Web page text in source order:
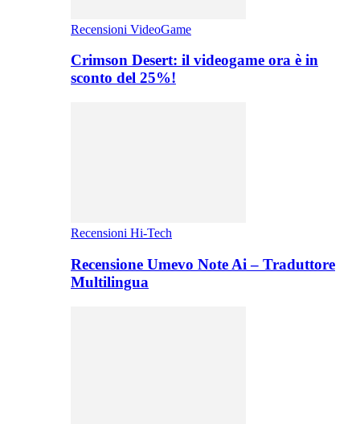
Recensioni VideoGame
Crimson Desert: il videogame ora è in
sconto del 25%!
Recensioni Hi-Tech
Recensione Umevo Note Ai – Traduttore
Multilingua